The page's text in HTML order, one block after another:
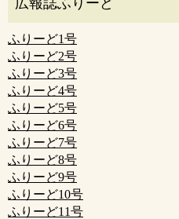
ふりーど1号
ふりーど2号
ふりーど3号
ふりーど4号
ふりーど5号
ふりーど6号
ふりーど7号
ふりーど8号
ふりーど9号
ふりーど10号
ふりーど11号